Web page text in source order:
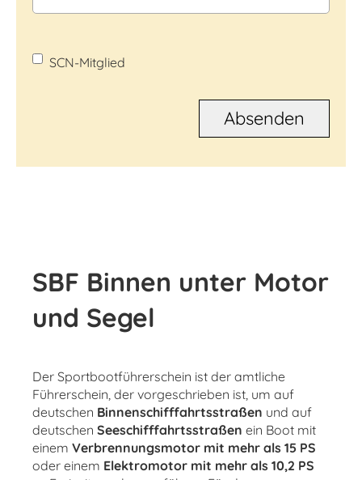
SCN-Mitglied
SBF Binnen unter Motor
und Segel
Der Sport­boot­führer­schein ist der amtliche
Führerschein, der vorgeschrieben ist, um auf
deutschen Binnen­schiff­fahrts­straßen und auf
deutschen See­schiff­fahrts­straßen ein Boot mit
einem Verbrennungsmotor mit mehr als 15 PS
oder einem Elektromotor mit mehr als 10,2 PS